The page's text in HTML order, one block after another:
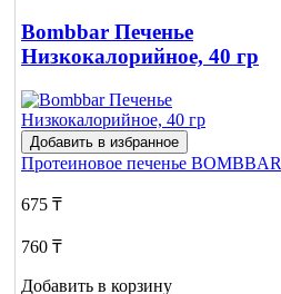
Bombbar Печенье
Низкокалорийное, 40 гр
Добавить в избранное
Протеиновое печенье BOMBBAR
675 ₸
760 ₸
Добавить в корзину